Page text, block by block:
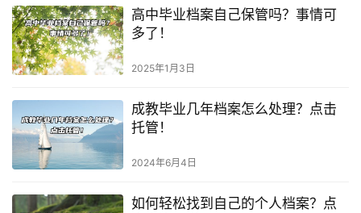
高中毕业档案自己保管吗？事情可
多了！
2025年1月3日
成教毕业几年档案怎么处理？点击
托管！
2024年6月4日
如何轻松找到自己的个人档案？点